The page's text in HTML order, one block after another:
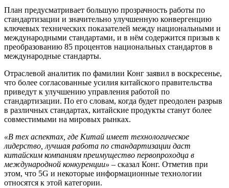
План предусматривает большую прозрачность работы по
стандартизации и значительно улучшенную конвергенцию
ключевых технических показателей между национальными и
международными стандартами, и в нём содержится призыв к
преобразованию 85 процентов национальных стандартов в
международные стандарты.
Отраслевой аналитик по фамилии Конг заявил в воскресенье,
что более согласованные усилия китайского правительства
приведут к улучшению управления работой по
стандартизации. По его словам, когда будет преодолен разрыв
в различных стандартах, китайские продукты станут более
совместимыми на мировых рынках.
«В тех аспектах, где Китай имеет технологическое
лидерство, лучшая работа по стандартизации даст
китайским компаниям преимущество первопроходца в
международной конкуренции» – сказал Конг. Отметив при
этом, что 5G и некоторые информационные технологии
относятся к этой категории.